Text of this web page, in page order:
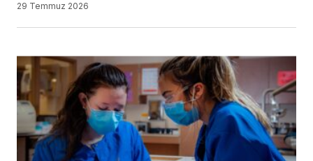
29 Temmuz 2026